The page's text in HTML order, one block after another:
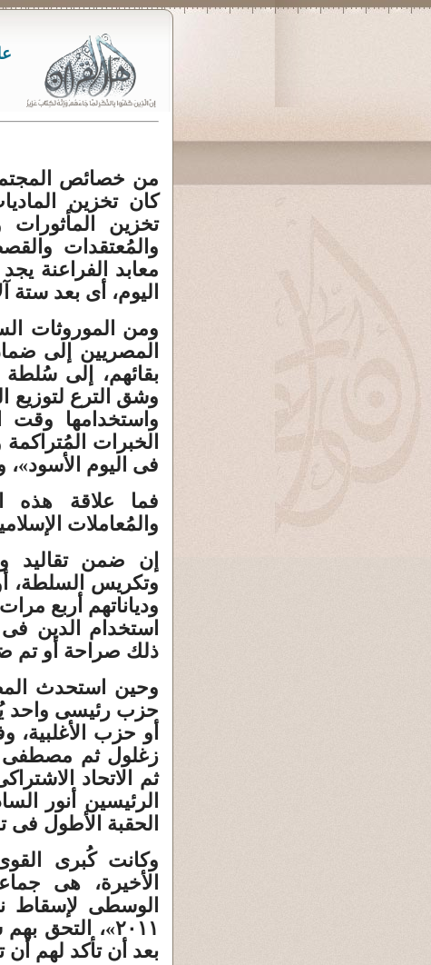
من خصائص
كان تخزين
تخزين المأثورات
والمُعتقدات
معابد الفراعنة
اليوم، أى بعد ستة
ومن الموروثات
المصريين إلى
بقائهم، إلى سُلطة
وشق الترع لتوزيع
واستخدامها
الخبرات
فى اليوم
فما علاقة هذه
والمُعاملات
إن ضمن تقاليد
وتكريس السلطة،
ودياناتهم أربع
استخدام الدين
ذلك صراحة أو تم
وحين استحدث
حزب رئيسى واحد
أو حزب
زغلول ثم مصطفى
ثم الاتحاد
الرئيسين أنور
الحقبة الأطول
وكانت كُبرى
الأخيرة، هى
الوسطى لإسقاط
٢٠١١»، التحق
بعد أن تأكد لهم أن